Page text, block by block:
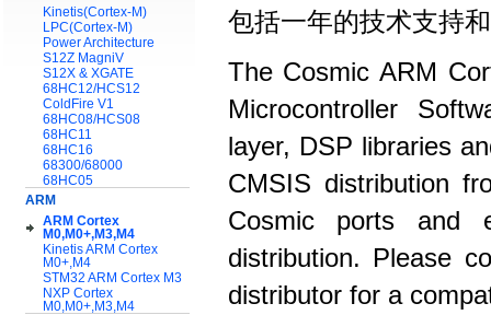
Kinetis(Cortex-M)
LPC(Cortex-M)
Power Architecture
S12Z MagniV
S12X & XGATE
68HC12/HCS12
ColdFire V1
68HC08/HCS08
68HC11
68HC16
68300/68000
68HC05
ARM
ARM Cortex
M0,M0+,M3,M4
Kinetis ARM Cortex
M0+,M4
STM32 ARM Cortex M3
NXP Cortex
M0,M0+,M3,M4
包括一年的技术支持
The Cosmic ARM
Microcontroller
layer, DSP libraries
CMSIS distribution
Cosmic ports and
distribution. Please
distributor for a